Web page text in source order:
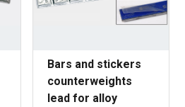
Bars and stickers
counterweights
lead for alloy